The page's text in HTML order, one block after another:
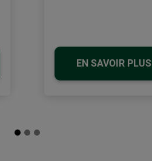
EN SAVOIR PLUS